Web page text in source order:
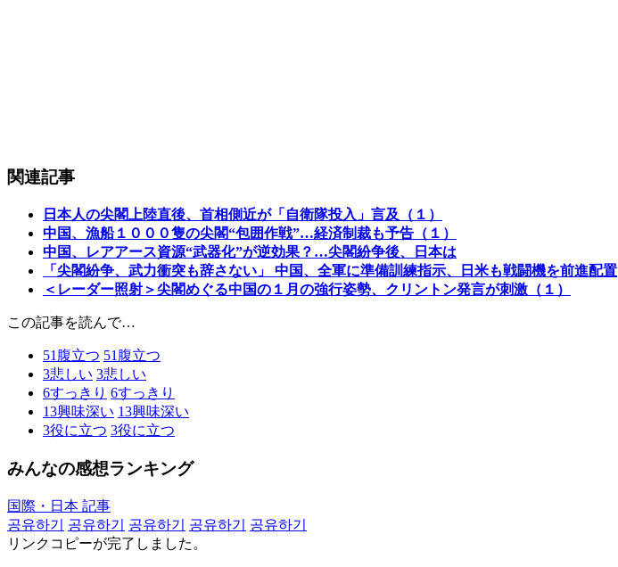
関連記事
日本人の尖閣上陸直後、首相側近が「自衛隊投入」言及（１）
中国、漁船１０００隻の尖閣“包囲作戦”…経済制裁も予告（１）
中国、レアアース資源“武器化”が逆効果？…尖閣紛争後、日本は
「尖閣紛争、武力衝突も辞さない」 中国、全軍に準備訓練指示、日米も戦闘機を前進配置
＜レーダー照射＞尖閣めぐる中国の１月の強行姿勢、クリントン発言が刺激（１）
この記事を読んで…
51 腹立つ 51 腹立つ
3悲しい 3悲しい
6すっきり 6すっきり
13興味深い 13興味深い
3役に立つ 3役に立つ
みんなの感想ランキング
国際・日本 記事
공유하기
공유하기 공유하기 공유하기
공유하기
リンクコピーが完了しました。